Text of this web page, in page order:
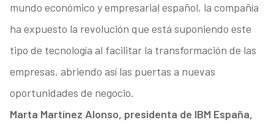
mundo económico y empresarial español, la compañía
ha expuesto la revolución que está suponiendo este
tipo de tecnología al facilitar la transformación de las
empresas, abriendo así las puertas a nuevas
oportunidades de negocio.
Marta Martínez Alonso, presidenta de IBM España,